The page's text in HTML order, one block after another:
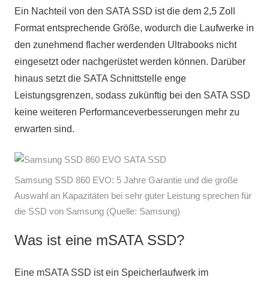
Ein Nachteil von den SATA SSD ist die dem 2,5 Zoll
Format entsprechende Größe, wodurch die Laufwerke in
den zunehmend flacher werdenden Ultrabooks nicht
eingesetzt oder nachgerüstet werden können. Darüber
hinaus setzt die SATA Schnittstelle enge
Leistungsgrenzen, sodass zukünftig bei den SATA SSD
keine weiteren Performanceverbesserungen mehr zu
erwarten sind.
Samsung SSD 860 EVO: 5 Jahre Garantie und die große
Auswahl an Kapazitäten bei sehr guter Leistung sprechen für
die SSD von Samsung (Quelle: Samsung)
Was ist eine mSATA SSD?
Eine mSATA SSD ist ein Speicherlaufwerk im